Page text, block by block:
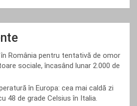
România pentru tentativă de omor
sociale, încasând lunar 2.000 de
în Europa: cea mai caldă zi
48 de grade Celsius în Italia.